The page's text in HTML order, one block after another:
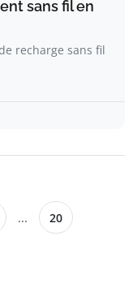
sans fil en
recharge sans fil
... 20